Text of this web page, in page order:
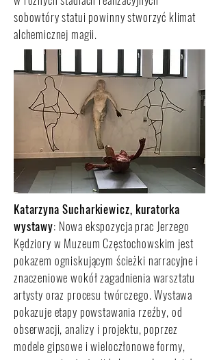
sobowtóry statui powinny stworzyć klimat
alchemicznej magii.
Katarzyna Sucharkiewicz, kuratorka
wystawy: Nowa ekspozycja prac Jerzego
Kędziory w Muzeum Częstochowskim jest
pokazem ogniskującym ścieżki narracyjne i
znaczeniowe wokół zagadnienia warsztatu
artysty oraz procesu twórczego. Wystawa
pokazuje etapy powstawania rzeźby, od
obserwacji, analizy i projektu, poprzez
modele gipsowe i wieloczłonowe formy,